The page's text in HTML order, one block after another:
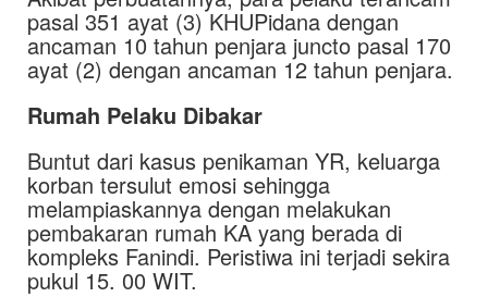
pasal 351 ayat (3) KHUPidana dengan
ancaman 10 tahun penjara juncto pasal 170
ayat (2) dengan ancaman 12 tahun penjara.
Rumah Pelaku Dibakar
Buntut dari kasus penikaman YR, keluarga
korban tersulut emosi sehingga
melampiaskannya dengan melakukan
pembakaran rumah KA yang berada di
kompleks Fanindi. Peristiwa ini terjadi sekira
pukul 15. 00 WIT.